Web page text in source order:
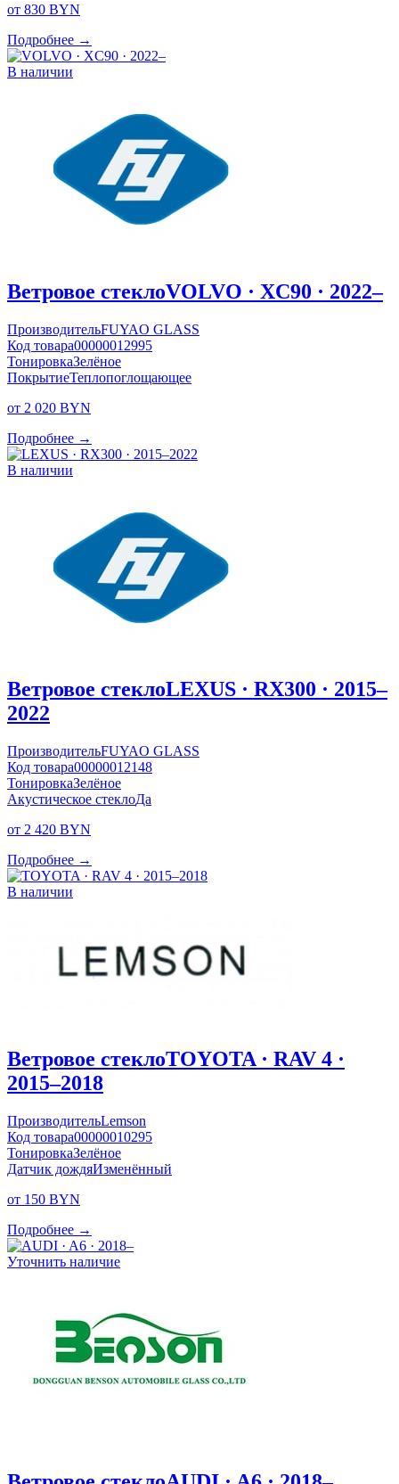
от 830 BYN
Подробнее →
В наличии
Ветровое стеклоVOLVO · XC90 · 2022–
ПроизводительFUYAO GLASS
Код товара00000012995
ТонировкаЗелёное
ПокрытиеТеплопоглощающее
от 2 020 BYN
Подробнее →
В наличии
Ветровое стеклоLEXUS · RX300 · 2015–
2022
ПроизводительFUYAO GLASS
Код товара00000012148
ТонировкаЗелёное
Акустическое стеклоДа
от 2 420 BYN
Подробнее →
В наличии
Ветровое стеклоTOYOTA · RAV 4 ·
2015–2018
ПроизводительLemson
Код товара00000010295
ТонировкаЗелёное
Датчик дождяИзменённый
от 150 BYN
Подробнее →
Уточнить наличие